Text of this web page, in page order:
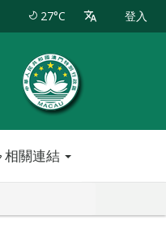
27°C 登入
相關連結